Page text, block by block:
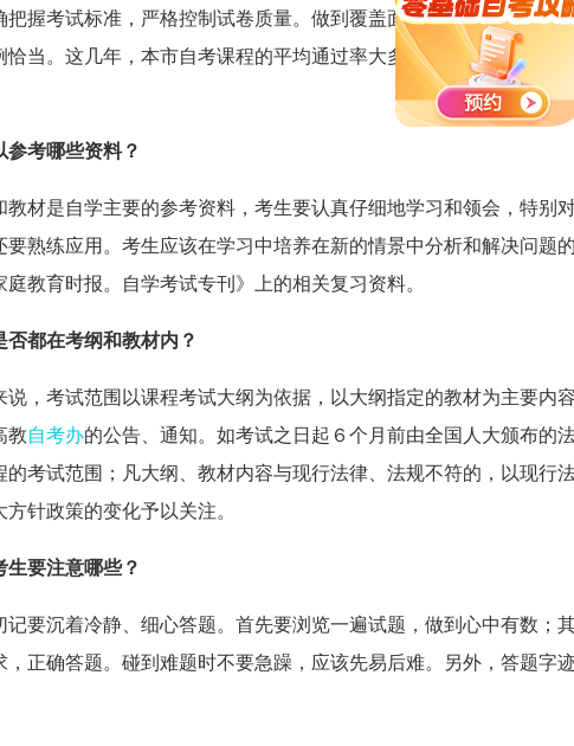
把握考试标准，严格控制试卷质量。做到覆盖面广、重点突出，在
恰当。这几年，本市自考课程的平均通过率大多数在50％上下，这
参考哪些资料？
材是自学主要的参考资料，考生要认真仔细地学习和领会，特别
要熟练应用。考生应该在学习中培养在新的情景中分析和解决问题
教育时报。自学考试专刊》上的相关复习资料。
否都在考纲和教材内？
，考试范围以课程考试大纲为依据，以大纲指定的教材为主要内
教自考办的公告、通知。如考试之日起６个月前由全国人大颁布的
的考试范围；凡大纲、教材内容与现行法律、法规不符的，以现行
针政策的变化予以关注。
生要注意哪些？
要沉着冷静、细心答题。首先要浏览一遍试题，做到心中有数；
，正确答题。碰到难题时不要急躁，应该先易后难。另外，答题字